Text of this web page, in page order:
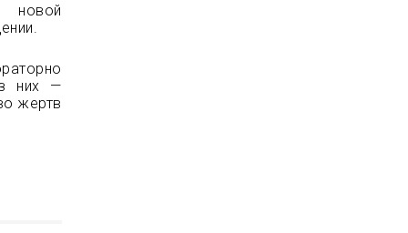
новой
них —
жертв